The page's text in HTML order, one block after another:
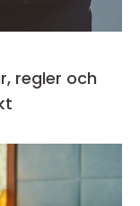
regler och